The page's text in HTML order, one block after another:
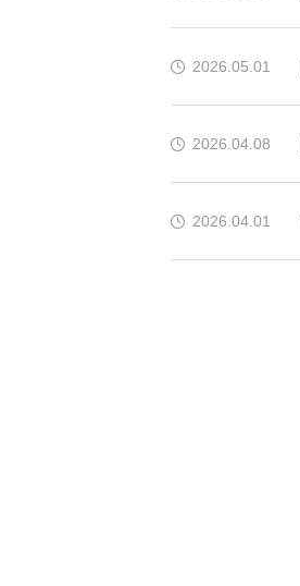
2026.05.01
2026.04.08
2026.04.01